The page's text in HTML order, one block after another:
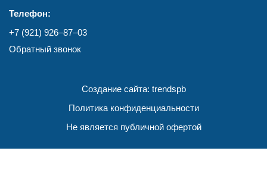
Телефон:
+7 (921) 926–87–03
Обратный звонок
Не является публичной офертой
Создание сайта: trendspb
Политика конфиденциальности